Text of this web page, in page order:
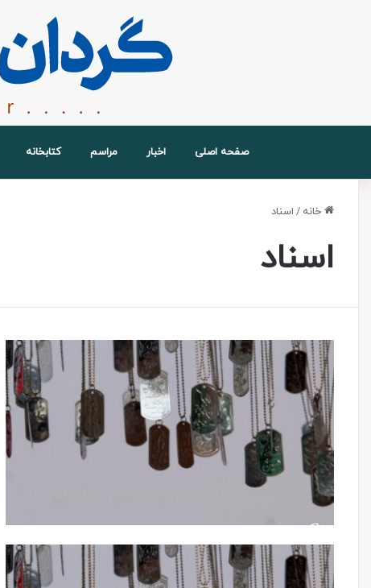
صفحه اصلی اخبار مراسم کتابخانه
خانه / اسناد
اسناد